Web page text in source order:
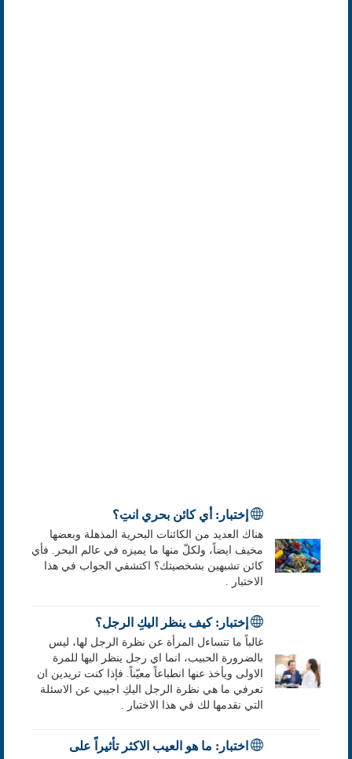
إختبار: أي كائن بحري انتِ؟
هناك العديد من الكائنات البحرية المذهلة وبعضها
مخيف ايضاً، ولكلّ منها ما يميزه في عالم البحر. فأي
كائن تشبهين بشخصيتك؟ اكتشفي الجواب في هذا
الاختبار .
إختبار: كيف ينظر اليكِ الرجل؟
غالباً ما تتساءل المرأة عن نظرة الرجل لها، ليس
بالضرورة الحبيب، انما اي رجل ينظر اليها للمرة
الاولى ويأخذ عنها انطباعاً معيّناً. فإذا كنت تريدين ان
تعرفي ما هي نظرة الرجل اليكِ اجيبي عن الاسئلة
التي نقدمها لك في هذا الاختبار .
اختبار: ما هو العيب الاكثر تأثيراً على